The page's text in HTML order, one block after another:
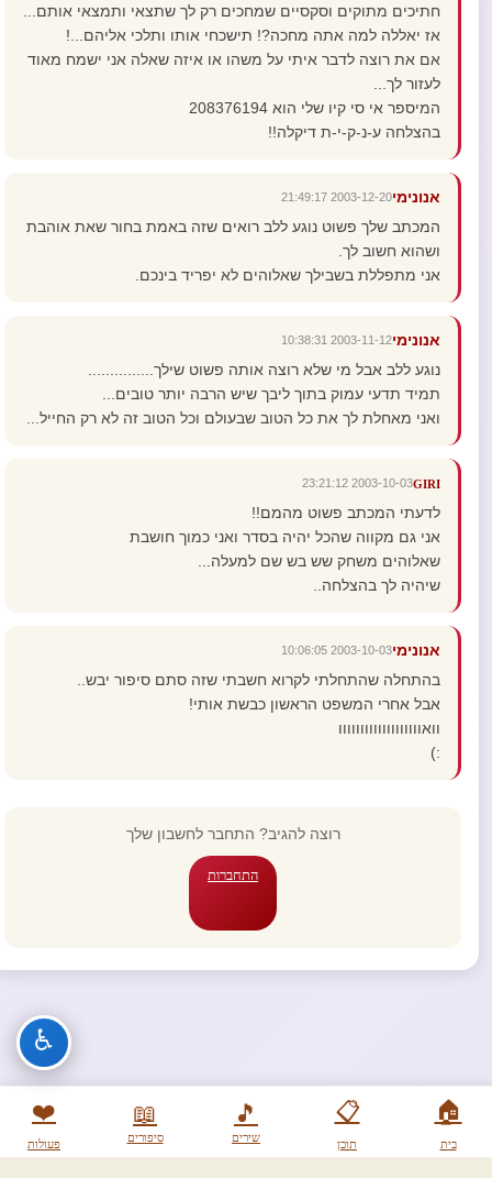
🏠
בית
📋
תוכן
🎵
שירים
📖
סיפורים
❤️
פעולות
חתיכים מתוקים וסקסיים שמחכים רק לך שתצאי ותמצאי אותם...
אז יאללה למה אתה מחכה?! תישכחי אותו ותלכי אליהם...!
אם את רוצה לדבר איתי על משהו או איזה שאלה אני ישמח מאוד
לעזור לך...
המיספר אי סי קיו שלי הוא 208376194
בהצלחה ע-נ-ק-י-ת דיקלה!!
אנונימי2003-12-20 21:49:17
המכתב שלך פשוט נוגע ללב רואים שזה באמת בחור שאת אוהבת
ושהוא חשוב לך.
אני מתפללת בשבילך שאלוהים לא יפריד בינכם.
אנונימי2003-11-12 10:38:31
נוגע ללב אבל מי שלא רוצה אותה פשוט שילך...............
תמיד תדעי עמוק בתוך ליבך שיש הרבה יותר טובים...
ואני מאחלת לך את כל הטוב שבעולם וכל הטוב זה לא רק החייל...
GIRI
2003-10-03 23:21:12
לדעתי המכתב פשוט מהמם!!
אני גם מקווה שהכל יהיה בסדר ואני כמוך חושבת
שאלוהים משחק שש בש שם למעלה...
שיהיה לך בהצלחה..
אנונימי2003-10-03 10:06:05
בהתחלה שהתחלתי לקרוא חשבתי שזה סתם סיפור יבש..
אבל אחרי המשפט הראשון כבשת אותי!
וואווווווווווווווווווו
:)
רוצה להגיב? התחבר לחשבון שלך
התחברות
♿